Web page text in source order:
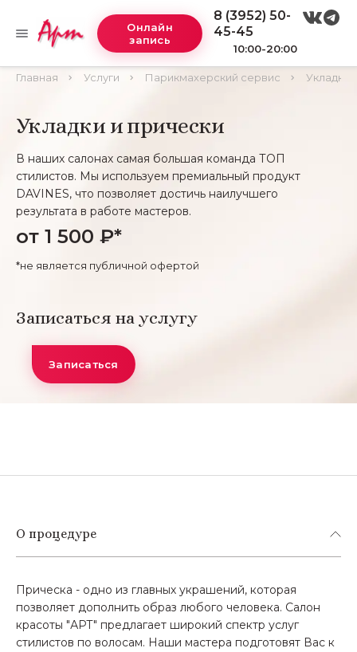
Онлайн
запись
8 (3952) 50-
45-45
10:00-20:00
Главная Услуги Парикмахерский сервис Укладки
Укладки и прически
В наших салонах самая большая команда ТОП
стилистов. Мы используем премиальный продукт
DAVINES, что позволяет достичь наилучшего
результата в работе мастеров.
от 1 500 ₽*
*не является публичной офертой
Записаться на услугу
Записаться
О процедуре
Прическа - одно из главных украшений, которая
позволяет дополнить образ любого человека. Салон
красоты "АРТ" предлагает широкий спектр услуг
стилистов по волосам. Наши мастера подготовят Вас к